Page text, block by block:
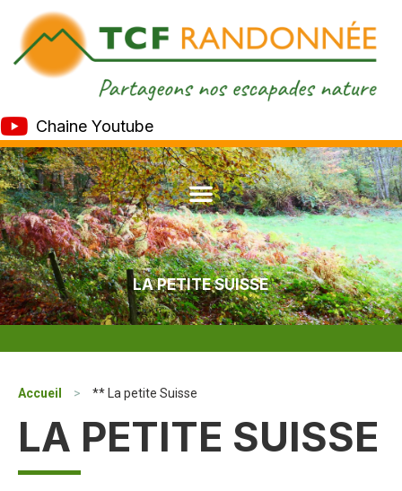
Chaine Youtube
LA PETITE SUISSE
Accueil > ** La petite Suisse
LA PETITE SUISSE